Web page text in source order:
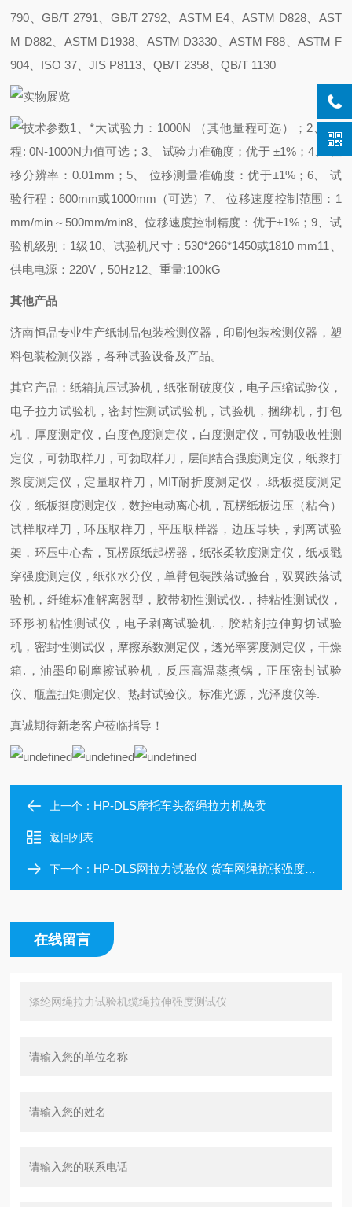
790、GB/T 2791、GB/T 2792、ASTM E4、ASTM D828、AST
M D882、ASTM D1938、ASTM D3330、ASTM F88、ASTM F
904、ISO 37、JIS P8113、QB/T 2358、QB/T 1130
1、*大试验力：1000N （其他量程可选）； 2、 量
程: 0N-1000N力值可选； 3、 试验力准确度；优于 ±1%；4、 位
移分辨率：0.01mm； 5、 位移测量准确度：优于±1%； 6、 试
验行程：600mm或1000mm（可选）7、 位移速度控制范围：1
mm/min～500mm/min8、位移速度控制精度：优于±1%；9、试
验机级别：1级10、试验机尺寸：530*266*1450或1810 mm11、
供电电源：220V，50Hz12、重量:100kG
其他产品
济南恒品专业生产纸制品包装检测仪器，印刷包装检测仪器，塑
料包装检测仪器，各种试验设备及产品。
其它产品：纸箱抗压试验机，纸张耐破度仪，电子压缩试验仪，
电子拉力试验机，密封性测试试验机，试验机，捆绑机，打包
机，厚度测定仪，白度色度测定仪，白度测定仪，可勃吸收性测
定仪，可勃取样刀，可勃取样刀，层间结合强度测定仪，纸浆打
浆度测定仪，定量取样刀，MIT耐折度测定仪，.纸板挺度测定
仪，纸板挺度测定仪，数控电动离心机，瓦楞纸板边压（粘合）
试样取样刀，环压取样刀，平压取样器，边压导块，剥离试验
架，环压中心盘，瓦楞原纸起楞器，纸张柔软度测定仪，纸板戳
穿强度测定仪，纸张水分仪，单臂包装跌落试验台，双翼跌落试
验机，纤维标准解离器型，胶带初性测试仪.，持粘性测试仪，
环形初粘性测试仪，电子剥离试验机.，胶粘剂拉伸剪切试验
机，密封性测试仪，摩擦系数测定仪，透光率雾度测定仪，干燥
箱.，油墨印刷摩擦试验机，反压高温蒸煮锅，正压密封试验
仪、瓶盖扭矩测定仪、热封试验仪。标准光源，光泽度仪等.
真诚期待新老客户莅临指导！
上一个： HP-DLS摩托车头盔绳拉力机热卖
返回列表
下一个： HP-DLS网拉力试验仪 货车网绳抗张强度试验机
在线留言